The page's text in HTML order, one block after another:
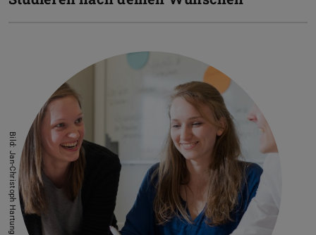
Bild: Jan-Christoph Hartung